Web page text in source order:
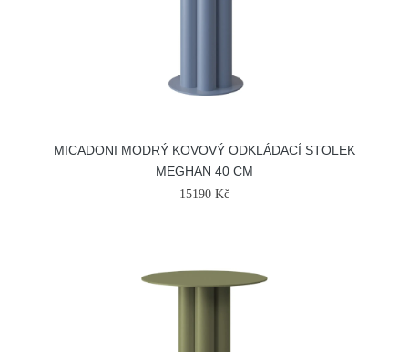
MICADONI MODRÝ KOVOVÝ ODKLÁDACÍ STOLEK
MEGHAN 40 CM
15190 Kč